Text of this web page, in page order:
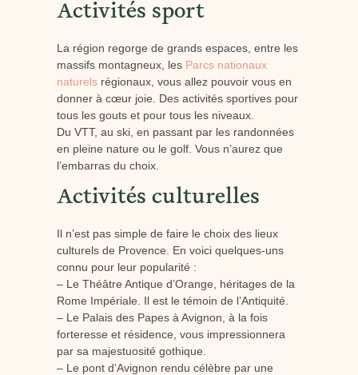
Activités sport
La région regorge de grands espaces, entre les
massifs montagneux, les Parcs nationaux
naturelsrégionaux, vous allez pouvoir vous en
donner à cœur joie. Des activités sportives pour
tous les gouts et pour tous les niveaux.
Du VTT, au ski, en passant par les randonnées
en pleine nature ou le golf. Vous n’aurez que
l’embarras du choix.
Activités culturelles
Il n’est pas simple de faire le choix des lieux
culturels de Provence. En voici quelques-uns
connu pour leur popularité :
– Le Théâtre Antique d’Orange, héritages de la
Rome Impériale. Il est le témoin de l’Antiquité.
– Le Palais des Papes à Avignon, à la fois
forteresse et résidence, vous impressionnera
par sa majestuosité gothique.
– Le pont d’Avignon rendu célèbre par une